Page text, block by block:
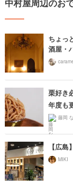
中村屋周辺のお
ちょっ
酒屋・
栗好き
年度も
藤岡
【広
MIKI